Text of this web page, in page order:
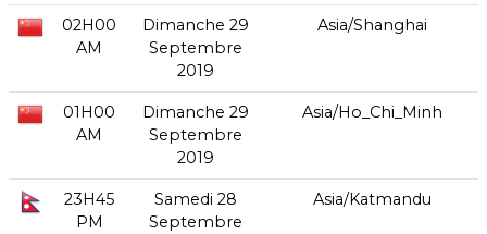
02H00
AM
Dimanche 29
Septembre
2019
Asia/Shanghai
01H00
AM
Dimanche 29
Septembre
2019
Asia/Ho_Chi_Minh
23H45
PM
Samedi 28
Septembre
Asia/Katmandu